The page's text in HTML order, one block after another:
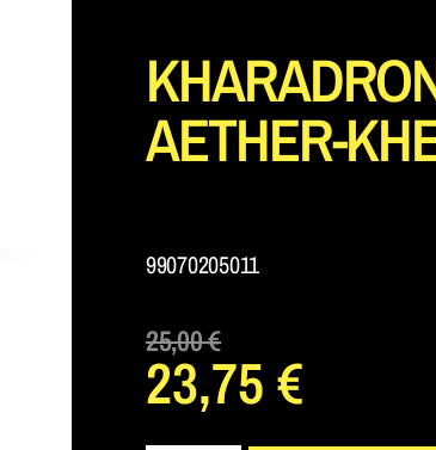
AETHER-
99070205011
25,00€
23,75€